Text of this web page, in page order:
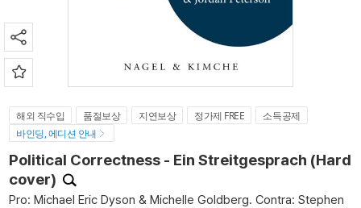
해외 직수입 품절보상 지연보상 정가제 FREE
소득공제
바인딩, 에디션 안내
Political Correctness - Ein Streitgesprach (Hard
cover)
Pro: Michael Eric Dyson & Michelle Goldberg. Contra: Stephen